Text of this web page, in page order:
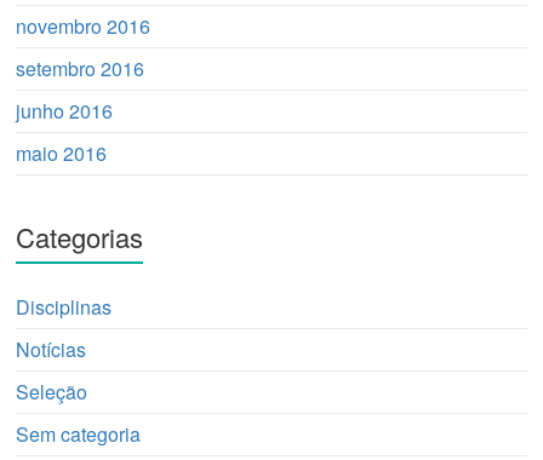
novembro 2016
setembro 2016
junho 2016
maio 2016
Categorias
Disciplinas
Notícias
Seleção
Sem categoria